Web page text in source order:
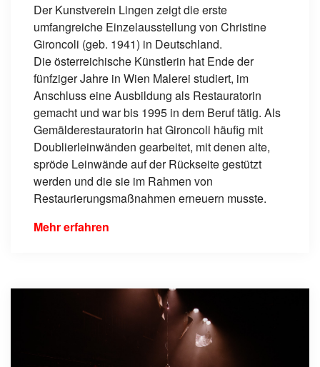
Der Kunstverein Lingen zeigt die erste
umfangreiche Einzelausstellung von Christine
Gironcoli (geb. 1941) in Deutschland.
Die österreichische Künstlerin hat Ende der
fünfziger Jahre in Wien Malerei studiert, im
Anschluss eine Ausbildung als Restauratorin
gemacht und war bis 1995 in dem Beruf tätig. Als
Gemälderestauratorin hat Gironcoli häufig mit
Doublierleinwänden gearbeitet, mit denen alte,
spröde Leinwände auf der Rückseite gestützt
werden und die sie im Rahmen von
Restaurierungsmaßnahmen erneuern musste.
Mehr erfahren